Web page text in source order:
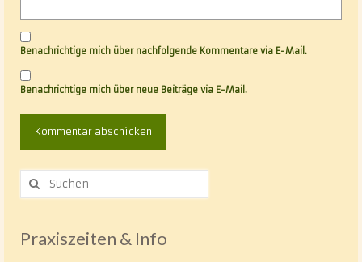
Benachrichtige mich über nachfolgende Kommentare via E-Mail.
Benachrichtige mich über neue Beiträge via E-Mail.
Suche
nach:
Praxiszeiten & Info